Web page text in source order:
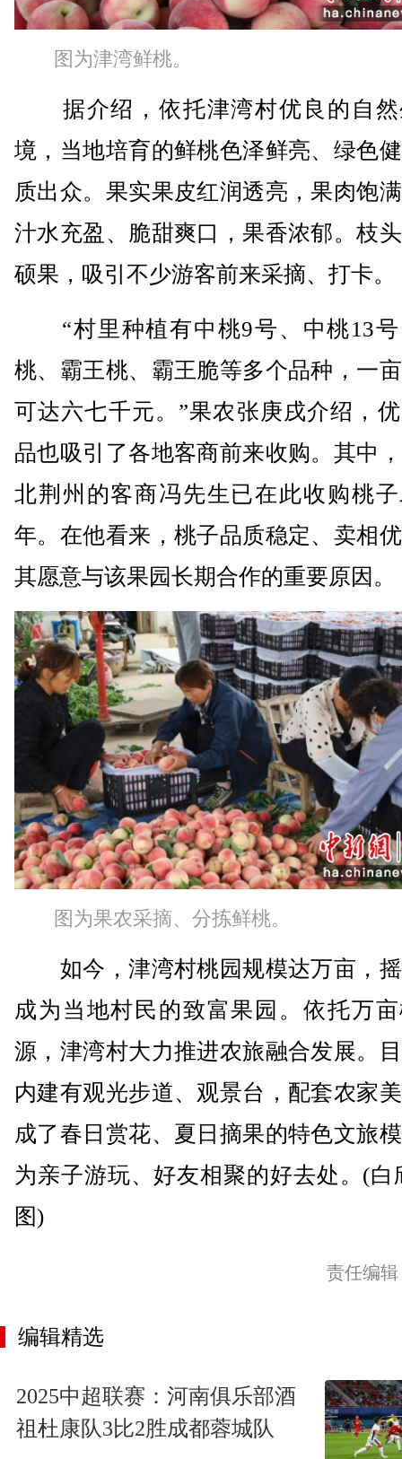
图为津湾鲜桃。
据介绍，依托津湾村优良的自然
境，当地培育的鲜桃色泽鲜亮、绿色
质出众。果实果皮红润透亮，果肉饱
汁水充盈、脆甜爽口，果香浓郁。枝
硕果，吸引不少游客前来采摘、打卡。
“村里种植有中桃9号、中桃13号
桃、霸王桃、霸王脆等多个品种，一
可达六七千元。”果农张庚戌介绍，
品也吸引了各地客商前来收购。其中
北荆州的客商冯先生已在此收购桃
年。在他看来，桃子品质稳定、卖相
其愿意与该果园长期合作的重要原因。
图为果农采摘、分拣鲜桃。
如今，津湾村桃园规模达万亩，
成为当地村民的致富果园。依托万
源，津湾村大力推进农旅融合发展。
内建有观光步道、观景台，配套农家
成了春日赏花、夏日摘果的特色文旅
为亲子游玩、好友相聚的好去处。(白
图)
责任编
编辑精选
2025中超联赛：河南俱乐部酒
祖杜康队3比2胜成都蓉城队